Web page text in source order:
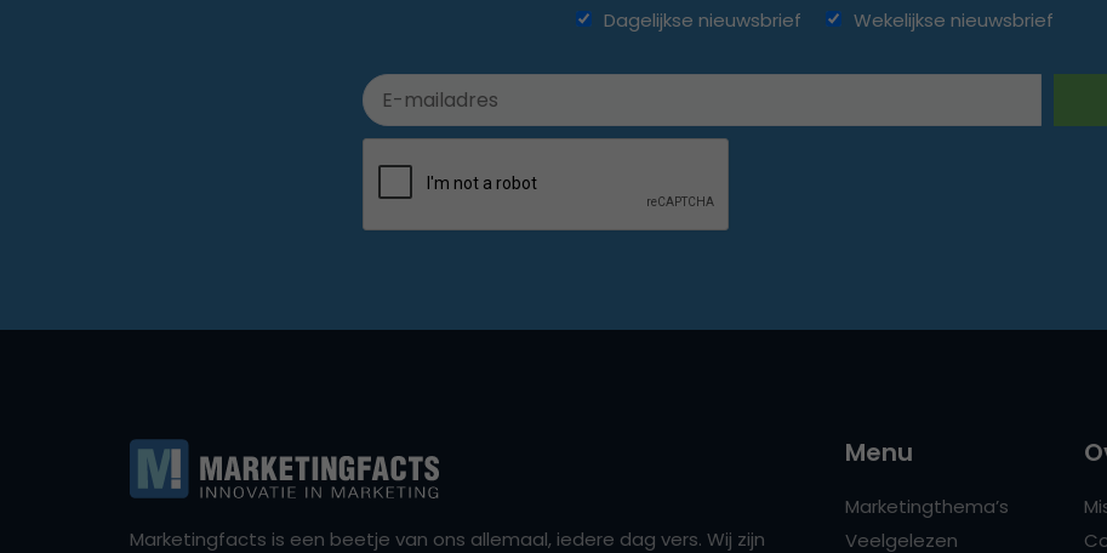
Dagelijkse nieuwsbrief Wekelijkse nieuwsbrief
Marketingfacts is een beetje van ons allemaal, iedere dag vers. Wij zijn
Menu
Marketingthema’s
Veelgelezen